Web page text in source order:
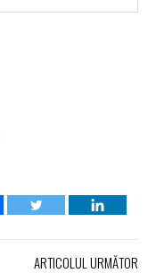
ARTICOLUL URMĂTOR